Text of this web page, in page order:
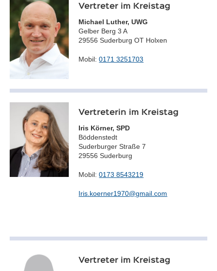
Vertreter im Kreistag
Michael Luther, UWG
Gelber Berg 3 A
29556 Suderburg OT Holxen
Mobil:0171 3251703
Vertreterin im Kreistag
Iris Körner, SPD
Böddenstedt
Suderburger Straße 7
29556 Suderburg
Mobil:0173 8543219
Iris.koerner1970@gmail.com
Vertreter im Kreistag